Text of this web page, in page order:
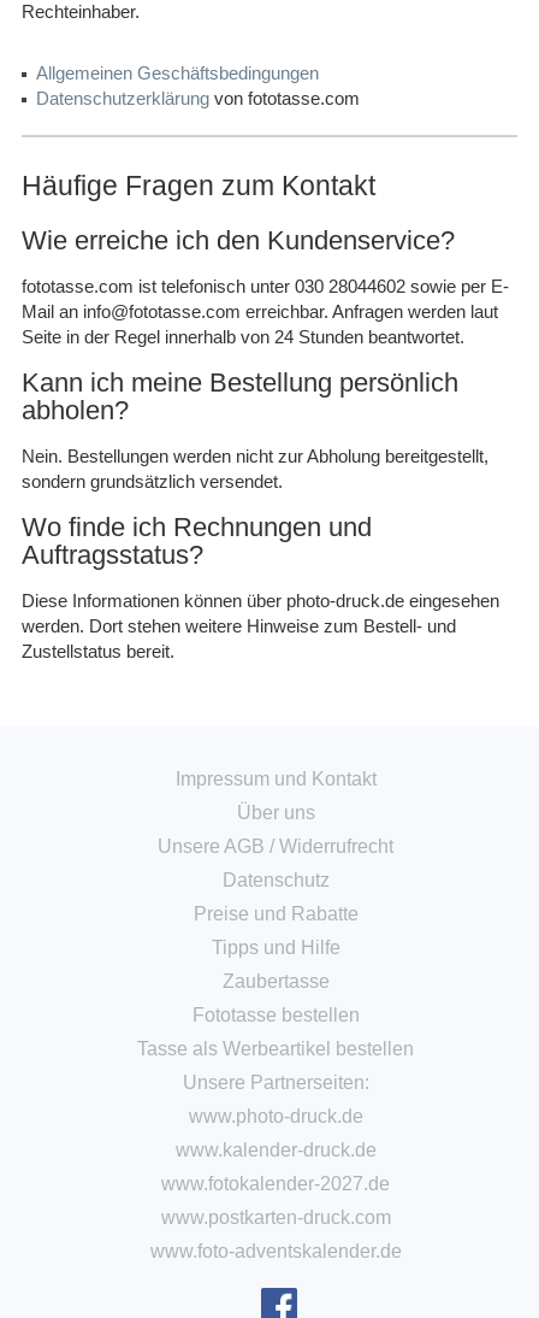
Rechteinhaber.
Allgemeinen Geschäftsbedingungen
Datenschutzerklärung von fototasse.com
Häufige Fragen zum Kontakt
Wie erreiche ich den Kundenservice?
fototasse.com ist telefonisch unter 030 28044602 sowie per E-
Mail an info@fototasse.com erreichbar. Anfragen werden laut
Seite in der Regel innerhalb von 24 Stunden beantwortet.
Kann ich meine Bestellung persönlich
abholen?
Nein. Bestellungen werden nicht zur Abholung bereitgestellt,
sondern grundsätzlich versendet.
Wo finde ich Rechnungen und
Auftragsstatus?
Diese Informationen können über photo-druck.de eingesehen
werden. Dort stehen weitere Hinweise zum Bestell- und
Zustellstatus bereit.
Impressum und Kontakt
Über uns
Unsere AGB /Widerrufrecht
Datenschutz
Preise und Rabatte
Tipps und Hilfe
Zaubertasse
Fototasse bestellen
Tasse als Werbeartikel bestellen
Unsere Partnerseiten:
www.photo-druck.de
www.kalender-druck.de
www.fotokalender-2027.de
www.postkarten-druck.com
www.foto-adventskalender.de